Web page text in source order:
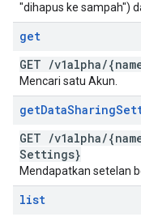
"dihapus ke sampah")
get
GET /v1alpha/
Mencari satu Akun.
getDataSharing
GET /v1alpha/
Settings}
Mendapatkan setelan
list